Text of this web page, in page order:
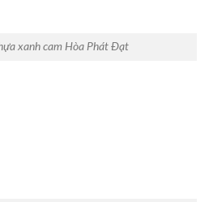
xanh cam Hòa Phát Đạt